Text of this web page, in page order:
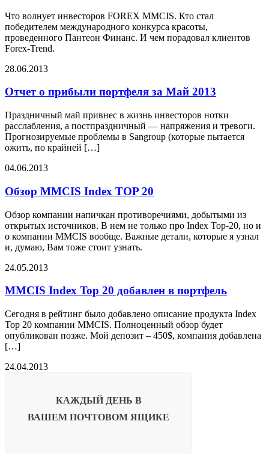
Что волнует инвесторов FOREX MMCIS. Кто стал
победителем международного конкурса красоты,
проведенного Пантеон Финанс. И чем порадовал клиентов
Forex-Trend.
28.06.2013
Отчет о прибыли портфеля за Май 2013
Праздничный май привнес в жизнь инвесторов нотки
расслабления, а постпраздничный — напряжения и тревоги.
Прогнозируемые проблемы в Sangroup (которые пытается
ожить, по крайней […]
04.06.2013
Обзор MMCIS Index TOP 20
Обзор компании напичкан противоречиями, добытыми из
открытых источников. В нем не только про Index Top-20, но и
о компании MMCIS вообще. Важные детали, которые я узнал
и, думаю, Вам тоже стоит узнать.
24.05.2013
MMCIS Index Top 20 добавлен в портфель
Сегодня в рейтинг было добавлено описание продукта Index
Top 20 компании MMCIS. Полноценный обзор будет
опубликован позже. Мой депозит – 450$, компания добавлена
[…]
24.04.2013
КАЖДЫЙ ДЕНЬ В
ВАШЕМ ПОЧТОВОМ ЯЩИКЕ